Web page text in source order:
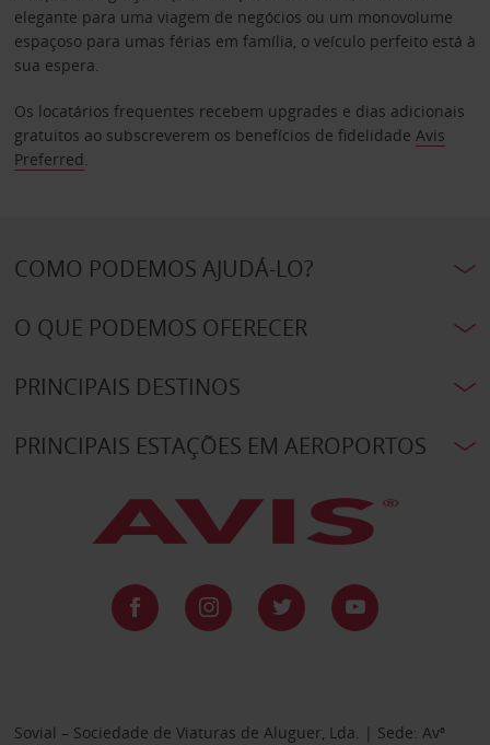
elegante para uma viagem de negócios ou um monovolume
espaçoso para umas férias em família, o veículo perfeito está à
sua espera.
Os locatários frequentes recebem upgrades e dias adicionais
gratuitos ao subscreverem os benefícios de fidelidade Avis
Preferred.
COMO PODEMOS AJUDÁ-LO?
O QUE PODEMOS OFERECER
PRINCIPAIS DESTINOS
PRINCIPAIS ESTAÇÕES EM AEROPORTOS
Sovial – Sociedade de Viaturas de Aluguer, Lda. | Sede: Avª